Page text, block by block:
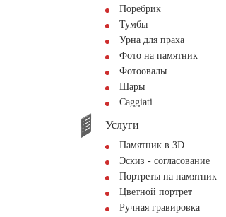
Поребрик
Тумбы
Урна для праха
Фото на памятник
Фотоовалы
Шары
Сaggiati
Услуги
Памятник в 3D
Эскиз - согласование
Портреты на памятник
Цветной портрет
Ручная гравировка